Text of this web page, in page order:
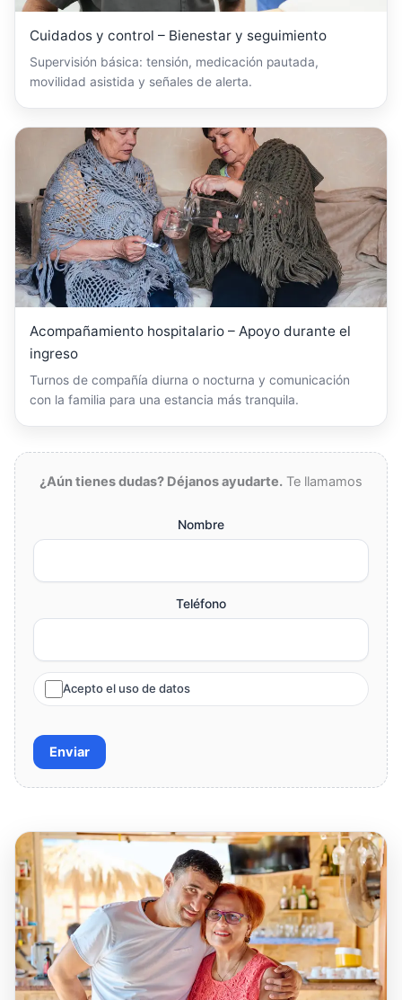
Cuidados y control – Bienestar y seguimiento
Supervisión básica: tensión, medicación pautada,
movilidad asistida y señales de alerta.
Acompañamiento hospitalario – Apoyo durante el
ingreso
Turnos de compañía diurna o nocturna y comunicación
con la familia para una estancia más tranquila.
¿Aún tienes dudas? Déjanos ayudarte. Te llamamos
Nombre
Teléfono
Acepto el uso de datos
Enviar